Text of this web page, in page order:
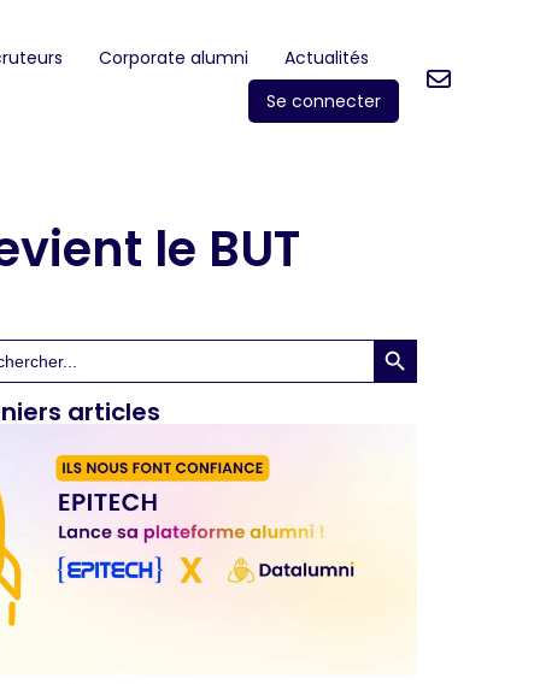
Corporate alumni
Actualités
Se connecter
le BUT
Search Button
articles